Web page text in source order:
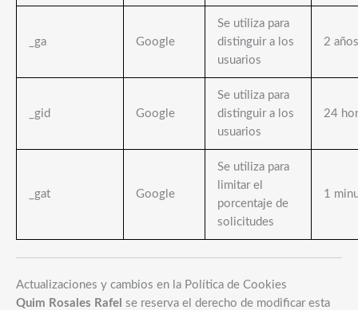
_ga Google
Se utiliza para
distinguir a los
usuarios
2 años
_gid Google
Se utiliza para
distinguir a los
usuarios
24
_gat Google
Se utiliza para
limitar el
porcentaje de
solicitudes
1
Actualizaciones y cambios en la Política de Cookies
Quim Rosales Rafel se reserva el derecho de modificar esta